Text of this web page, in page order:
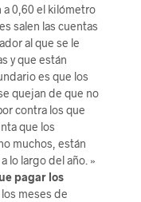
a 0,60 el kilómetro
salen las cuentas
al que se le
y que están
es que los
quejan de que no
contra los que
que los
muchos, están
lo largo del año. »
pagar los
meses de